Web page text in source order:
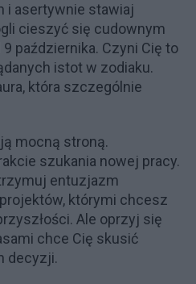
i asertywnie stawiaj
cieszyć się cudownym
października. Czyni Cię to
istot w zodiaku.
która szczególnie
mocną stroną.
szukania nowej pracy.
entuzjazm
którymi chcesz
Ale oprzyj się
chce Cię skusić
decyzji.